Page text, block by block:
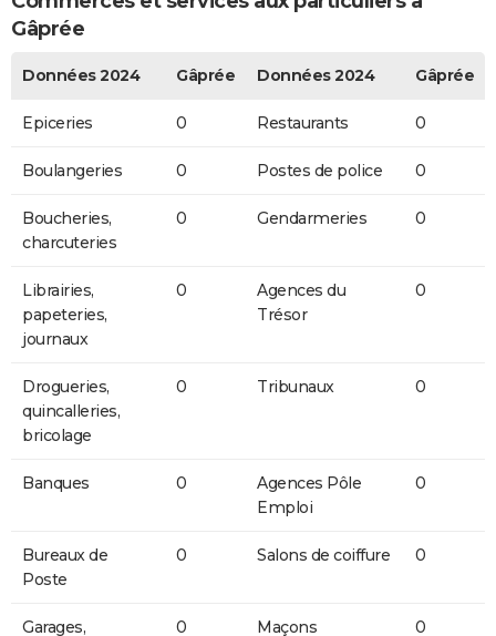
Gâprée
Données 2024 Gâprée Données 2024 Gâprée
Epiceries 0 Restaurants 0
Boulangeries 0 Postes de police 0
Boucheries,
charcuteries
0 Gendarmeries 0
Librairies,
papeteries,
journaux
0
Agences du
Trésor
0
Drogueries,
quincalleries,
bricolage
0 Tribunaux 0
Banques 0
Agences Pôle
Emploi
0
Bureaux de
Poste
0 Salons de coiffure 0
Garages,
0 Maçons 0